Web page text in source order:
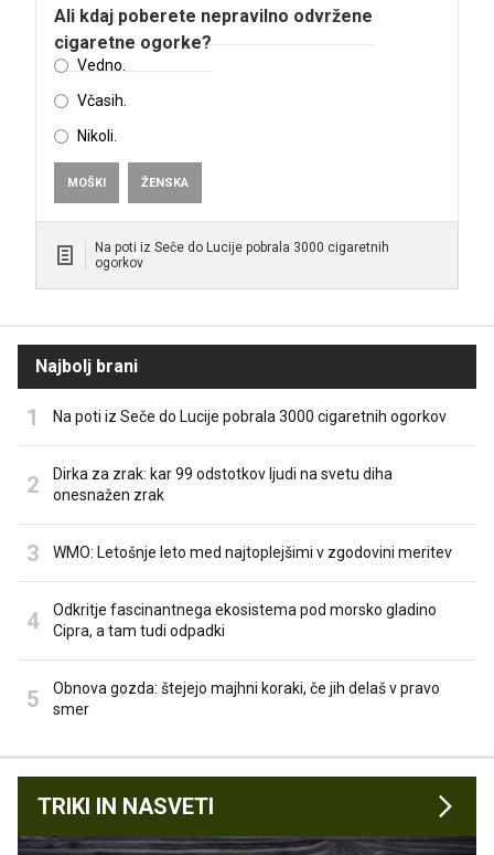
Ali kdaj poberete nepravilno odvržene
cigaretne ogorke?
Vedno.
Včasih.
Nikoli.
MOŠKI ŽENSKA
Na poti iz Seče do Lucije pobrala 3000 cigaretnih
ogorkov
Najbolj brani
Na poti iz Seče do Lucije pobrala 3000 cigaretnih ogorkov
Dirka za zrak: kar 99 odstotkov ljudi na svetu diha
onesnažen zrak
WMO: Letošnje leto med najtoplejšimi v zgodovini meritev
Odkritje fascinantnega ekosistema pod morsko gladino
Cipra, a tam tudi odpadki
Obnova gozda: štejejo majhni koraki, če jih delaš v pravo
smer
TRIKI IN NASVETI